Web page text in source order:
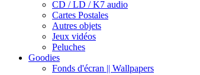
CD / LD / K7 audio
Cartes Postales
Autres objets
Jeux vidéos
Peluches
Goodies
Fonds d'écran || Wallpapers